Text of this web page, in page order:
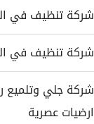
شركة تنظيف في الجميرا دبي
شركة تنظيف في الجداف
ارضيات عصرية